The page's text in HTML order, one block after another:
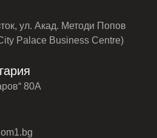
ул. Акад. Методи Попов
Palace Business Centre)
80А